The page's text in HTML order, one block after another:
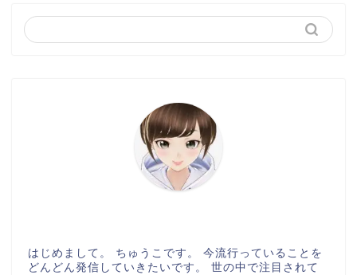
はじめまして。 ちゅうこです。 今流行っていることを
どんどん発信していきたいです。 世の中で注目されて